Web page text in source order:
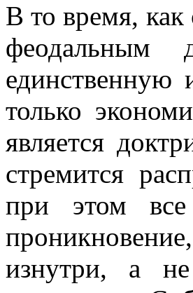
В то время,
феодальным
единственную
только
является
стремится
при этом все
изнутри, а